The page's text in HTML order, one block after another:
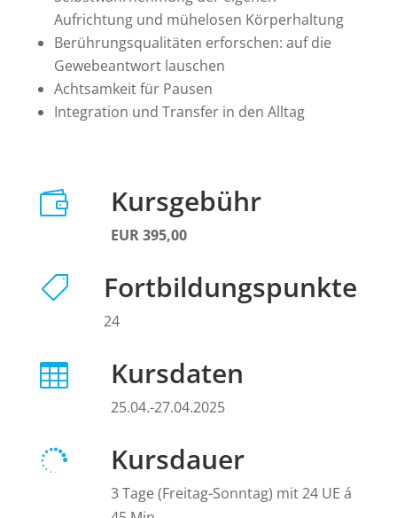
Aufrichtung und mühelosen Körperhaltung
Berührungsqualitäten erforschen: auf die
Gewebeantwort lauschen
Achtsamkeit für Pausen
Integration und Transfer in den Alltag
 Kursgebühr
EUR 395,00
 Fortbildungspunkte
24
 Kursdaten
25.04.-27.04.2025
 Kursdauer
3 Tage (Freitag-Sonntag) mit 24 UE á